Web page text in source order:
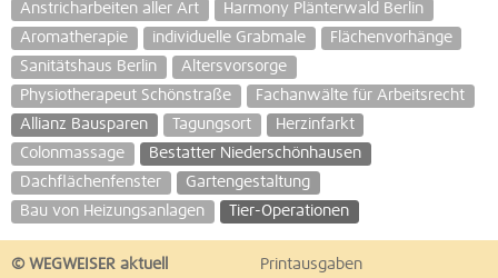
Anstricharbeiten aller Art
Harmony Plänterwald Berlin
Aromatherapie
individuelle Grabmale
Flächenvorhänge
Sanitätshaus Berlin
Altersvorsorge
Physiotherapeut Schönstraße
Fachanwälte für Arbeitsrecht
Allianz Bausparen
Tagungsort
Herzinfarkt
Colonmassage
Bestatter Niederschönhausen
Dachflächenfenster
Gartengestaltung
Bau von Heizungsanlagen
Tier-Operationen
© WEGWEISER aktuell
Printausgaben